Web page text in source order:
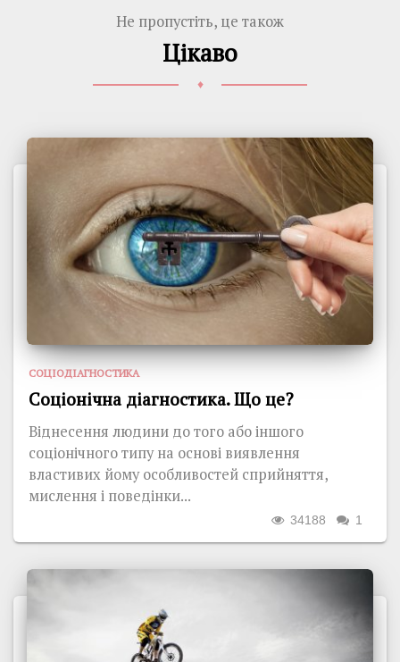
Не пропустіть, це також
Цікаво
♦
СОЦІОДІАГНОСТИКА
Соціонічна діагностика. Що це?
Віднесення людини до того або іншого
соціонічного типу на основі виявлення
властивих йому особливостей сприйняття,
мислення і поведінки...
1
34188